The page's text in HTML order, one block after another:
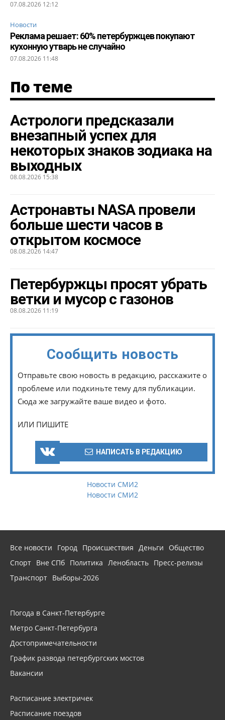
07.08.2026 12:12
Новости
Реклама решает: 60% петербуржцев покупают
кухонную утварь не случайно
07.08.2026 11:48
По теме
Астрологи предсказали
внезапный успех для
некоторых знаков зодиака на
выходных
08.08.2026 15:38
Астронавты NASA провели
больше шести часов в
открытом космосе
08.08.2026 14:47
Петербуржцы просят убрать
ветки и мусор с газонов
08.08.2026 11:19
Сообщить новость
Отправьте свою новость в редакцию, расскажите о
проблеме или подкиньте тему для публикации.
Сюда же загружайте ваше видео и фото.
ИЛИ ПИШИТЕ
НАПИСАТЬ В РЕДАКЦИЮ
Новости СМИ2
Новости СМИ2
Все новости Город Происшествия Деньги
Общество
Спорт Вне СПб Политика Ленобласть Пресс-релизы
Транспорт Выборы-2026
Погода в Санкт-Петербурге
Метро Санкт-Петербурга
Достопримечательности
График развода петербургских мостов
Вакансии
Расписание электричек
Расписание поездов